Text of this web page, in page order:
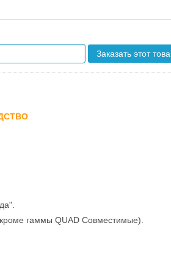
Заказать этот
гаммы QUAD Совместимые).